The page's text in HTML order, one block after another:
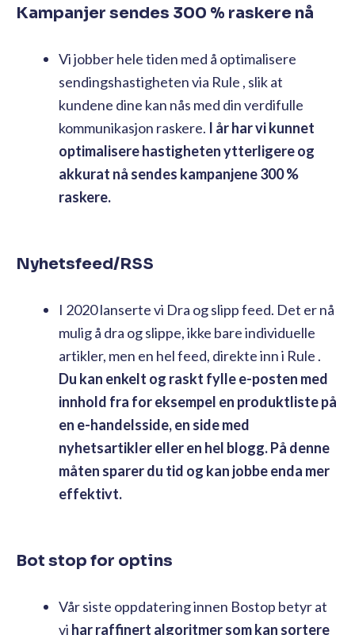
Kampanjer sendes 300 % raskere nå
Vi jobber hele tiden med å optimalisere
sendingshastigheten via Rule , slik at
kundene dine kan nås med din verdifulle
kommunikasjon raskere. I år har vi kunnet
optimalisere hastigheten ytterligere og
akkurat nå sendes kampanjene 300 %
raskere.
Nyhetsfeed/RSS
I 2020 lanserte vi Dra og slipp feed. Det er nå
mulig å dra og slippe, ikke bare individuelle
artikler, men en hel feed, direkte inn i Rule .
Du kan enkelt og raskt fylle e-posten med
innhold fra for eksempel en produktliste på
en e-handelsside, en side med
nyhetsartikler eller en hel blogg. På denne
måten sparer du tid og kan jobbe enda mer
effektivt.
Bot stop for optins
Vår siste oppdatering innen Bostop betyr at
vi har raffinert algoritmer som kan sortere